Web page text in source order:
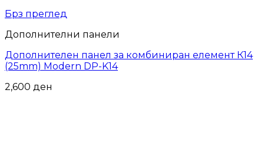
Брз преглед
Дополнителни панели
Дополнителен панел за комбиниран елемент К14
(25mm) Modern DP-K14
2,600 ден